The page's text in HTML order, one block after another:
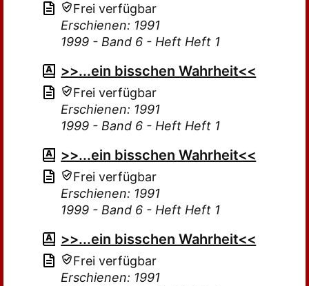
Frei verfügbar
Erschienen: 1991
1999 - Band 6 - Heft Heft 1
>>...ein bisschen Wahrheit<<
Frei verfügbar
Erschienen: 1991
1999 - Band 6 - Heft Heft 1
>>...ein bisschen Wahrheit<<
Frei verfügbar
Erschienen: 1991
1999 - Band 6 - Heft Heft 1
>>...ein bisschen Wahrheit<<
Frei verfügbar
Erschienen: 1991